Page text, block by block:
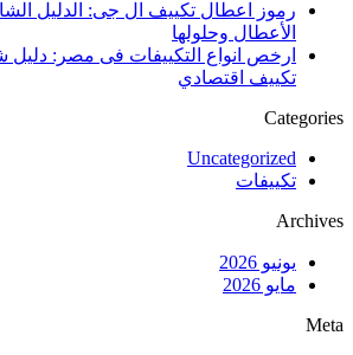
رموز اعطال تكييف ال جى: الدليل
الأعطال وحلولها
ارخص انواع التكييفات فى مصر: دليل
تكييف اقتصادي
Categories
Uncategorized
تكييفات
Archives
يونيو 2026
مايو 2026
Meta